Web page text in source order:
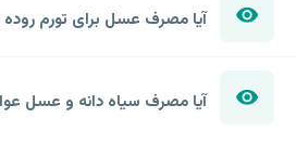
آیا مصرف عسل برای تورم
آیا مصرف سیاه دانه و عسل